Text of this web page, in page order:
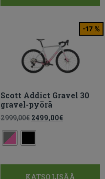
-17 %
Scott Addict Gravel 30
gravel-pyörä
2999,00€ 2499,00€
KATSO LISÄÄ